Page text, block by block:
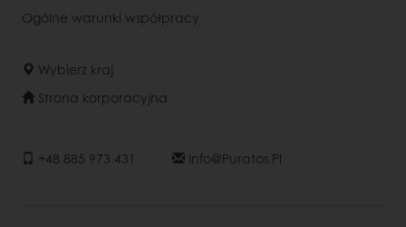
Ogólne warunki współpracy
Wybierz kraj
Strona korporacyjna
+48 885 973 431 Info@puratos.pl